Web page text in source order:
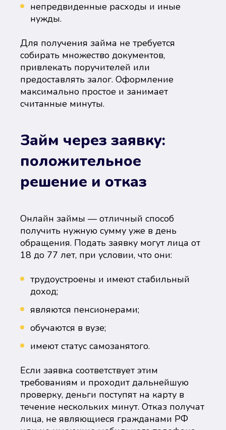
непредвиденные расходы и иные
нужды.
Для получения займа не требуется
собирать множество документов,
привлекать поручителей или
предоставлять залог. Оформление
максимально простое и занимает
считанные минуты.
Займ через заявку:
положительное
решение и отказ
Онлайн займы — отличный способ
получить нужную сумму уже в день
обращения. Подать заявку могут лица от
18 до 77 лет, при условии, что они:
трудоустроены и имеют стабильный
доход;
являются пенсионерами;
обучаются в вузе;
имеют статус самозанятого.
Если заявка соответствует этим
требованиям и проходит дальнейшую
проверку, деньги поступят на карту в
течение нескольких минут. Отказ получат
лица, не являющиеся гражданами РФ